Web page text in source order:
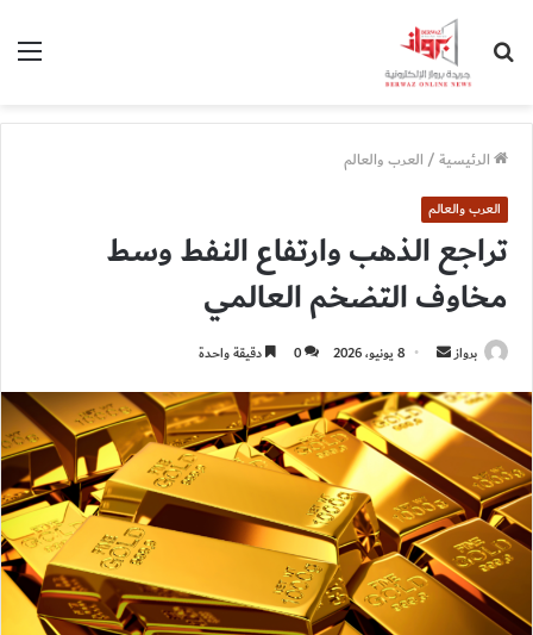
الرئيسية/العرب والعالم
العرب والعالم
تراجع الذهب وارتفاع النفط وسط
مخاوف التضخم العالمي
برواز
أرسل
إلكترونيا
8 يونيو، 2026 0 دقيقة واحدة